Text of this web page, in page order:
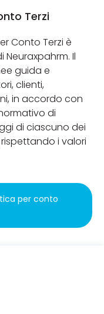
Terzi
Conto Terzi è
Neuraxpahrm. Il
guida e
clienti,
in accordo con
di
di ciascuno dei
i valori
per conto